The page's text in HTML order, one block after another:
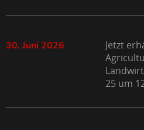
30. Juni 2026
Jetzt
25 um